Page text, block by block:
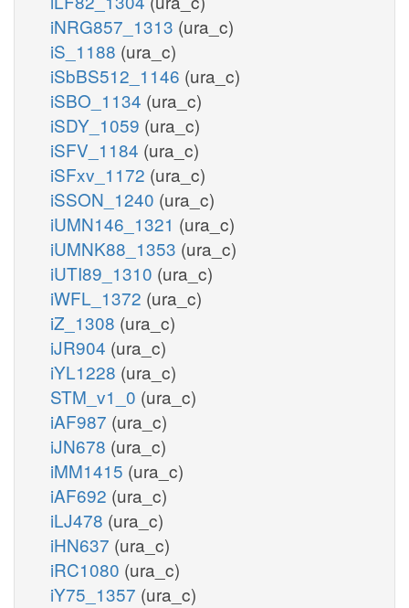
iNRG857_1313 (ura_c)
iS_1188 (ura_c)
iSbBS512_1146 (ura_c)
iSBO_1134 (ura_c)
iSDY_1059 (ura_c)
iSFV_1184 (ura_c)
iSFxv_1172 (ura_c)
iSSON_1240 (ura_c)
iUMN146_1321 (ura_c)
iUMNK88_1353 (ura_c)
iUTI89_1310 (ura_c)
iWFL_1372 (ura_c)
iZ_1308 (ura_c)
iJR904 (ura_c)
iYL1228 (ura_c)
STM_v1_0 (ura_c)
iAF987 (ura_c)
iJN678 (ura_c)
iMM1415 (ura_c)
iAF692 (ura_c)
iLJ478 (ura_c)
iHN637 (ura_c)
iRC1080 (ura_c)
iY75_1357 (ura_c)